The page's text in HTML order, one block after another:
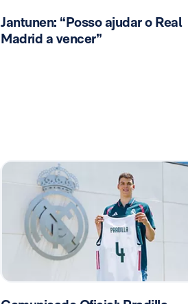
Jantunen: “Posso ajudar o Real
Madrid a vencer”